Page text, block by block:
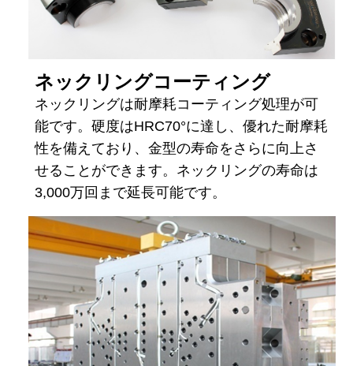
ネックリングコーティング
ネックリングは耐摩耗コーティング処理が可
能です。硬度はHRC70°に達し、優れた耐摩耗
性を備えており、金型の寿命をさらに向上さ
せることができます。ネックリングの寿命は
3,000万回まで延長可能です。